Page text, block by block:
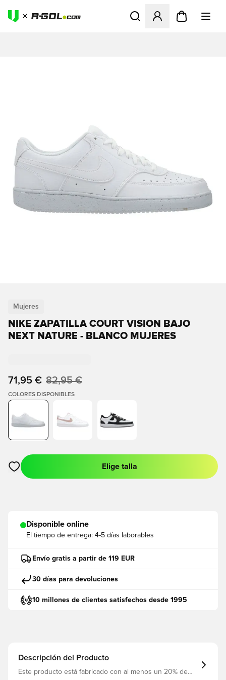
Abre un modal para iniciar
Mujeres
NIKE ZAPATILLA COURT VISION BAJO
NEXT NATURE - BLANCO MUJERES
71,95 € 82,95 €
COLORES DISPONIBLES
Abre un modal para iniciar sesión o registrarse como miembro
Elige talla
Disponible online
El tiempo de entrega: 4-5 días laborables
Envío gratis a partir de 119 EUR
30 días para devoluciones
10 millones de clientes satisfechos desde 1995
Descripción del Producto
Este producto está fabricado con al menos un 20% de